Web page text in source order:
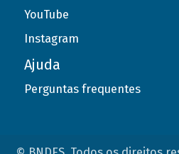
YouTube
Instagram
Ajuda
Perguntas frequentes